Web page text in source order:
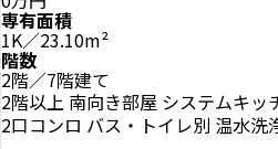
専有面積
1K／23.10m²
階数
2階／7階建て
2階以上 南向き部屋 システムキッ
2口コンロ バス・トイレ別 温水洗